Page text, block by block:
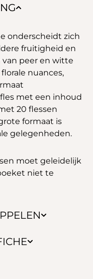
onderscheidt zich
fruitigheid en
van peer en witte
nuances,
met een inhoud
20 flessen
formaat is
gelegenheden.
moet geleidelijk
niet te